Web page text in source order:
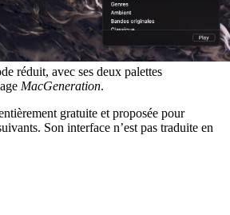
réduit, avec ses deux palettes
MacGeneration.
gratuite et proposée pour
Son interface n’est pas traduite en